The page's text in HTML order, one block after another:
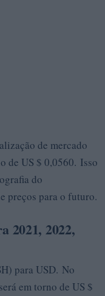
de mercado
de US $ 0,0560. Isso
do
preços para o futuro.
2021, 2022,
para USD. No
em torno de US $